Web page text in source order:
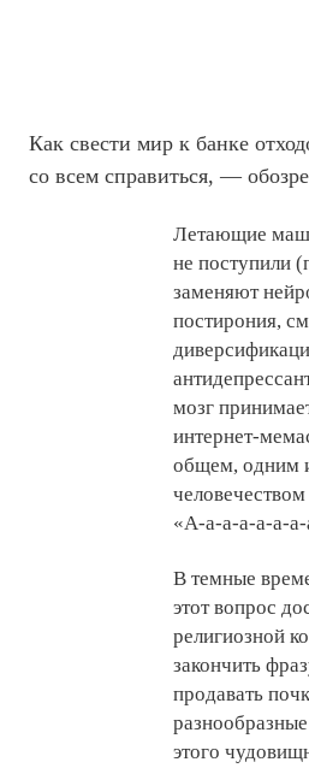
Как свести мир к банке
со всем справиться, —
Летающие
не поступили
заменяют
постирония,
мозг
интернет-
общем, одним
«А-а-а-а-а-а-а-
В темные
этот вопрос
религиозной
закончить
продавать
этого